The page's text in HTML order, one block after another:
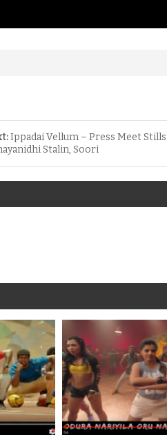
Ippadai Vellum – Press Meet Stills |
Stalin, Soori